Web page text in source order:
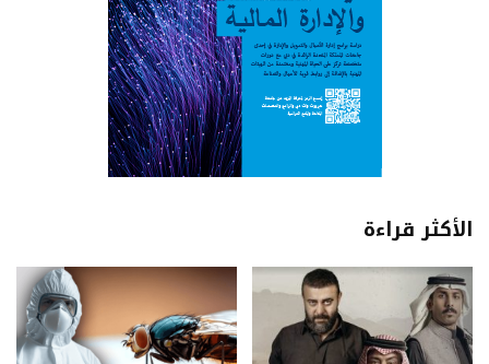
الأكثر قراءة